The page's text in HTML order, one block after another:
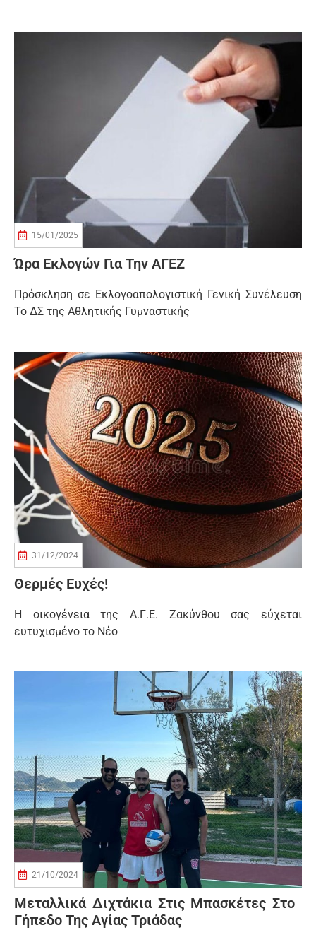
15/01/2025
Ώρα Εκλογών Για Την ΑΓΕΖ
Πρόσκληση σε Εκλογοαπολογιστική Γενική Συνέλευση
Το ΔΣ της Αθλητικής Γυμναστικής
31/12/2024
Θερμές Ευχές!
Η οικογένεια της Α.Γ.Ε. Ζακύνθου σας εύχεται
ευτυχισμένο το Νέο
21/10/2024
Μεταλλικά Διχτάκια Στις Μπασκέτες Στο
Γήπεδο Της Αγίας Τριάδας